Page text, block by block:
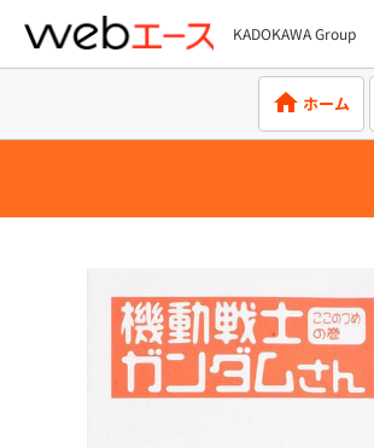
webエース
KADOKAWA Group
ホーム